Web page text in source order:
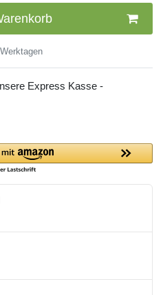
Express Kasse -